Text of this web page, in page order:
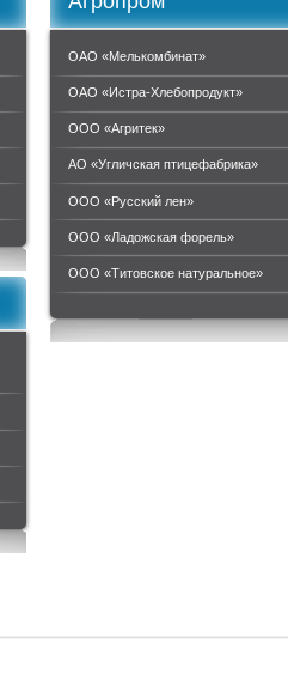
ОАО «Мелькомбинат»
ОАО «Истра-Хлебопродукт»
ООО «Агритек»
АО «Угличская птицефабрика»
ООО «Русский лен»
ООО «Ладожская форель»
ООО «Титовское натуральное»